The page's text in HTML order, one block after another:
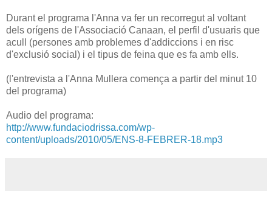
Durant el programa l'Anna va fer un recorregut al voltant
dels orígens de l'Associació Canaan, el perfil d'usuaris que
acull (persones amb problemes d'addiccions i en risc
d'exclusió social) i el tipus de feina que es fa amb ells.
(l'entrevista a l'Anna Mullera comença a partir del minut 10
del programa)
Audio del programa:
http://www.fundaciodrissa.com/wp-
content/uploads/2010/05/ENS-8-FEBRER-18.mp3